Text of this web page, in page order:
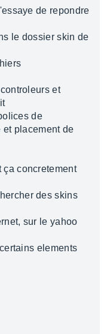
de repondre
le dossier skin de
et
de
placement de
ça concretement
des skins
sur le yahoo
elements